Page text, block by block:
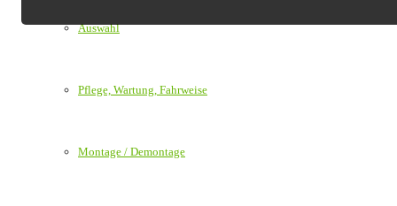
Auswahl
Pflege, Wartung, Fahrweise
Montage / Demontage